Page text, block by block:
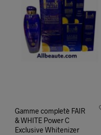
Gamme completè FAIR
& WHITE Power C
Exclusive Whitenizer